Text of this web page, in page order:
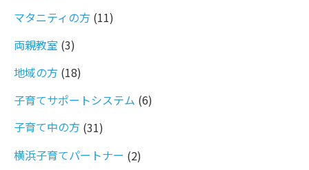
マタニティの方 (11)
両親教室 (3)
地域の方 (18)
子育てサポートシステム (6)
子育て中の方 (31)
横浜子育てパートナー (2)